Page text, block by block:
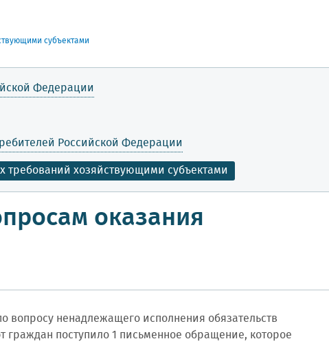
субъектами
Федерации
Российской Федерации
требований хозяйствующими субъектами
оказания
ненадлежащего исполнения обязательств
граждан поступило 1 письменное обращение, которое